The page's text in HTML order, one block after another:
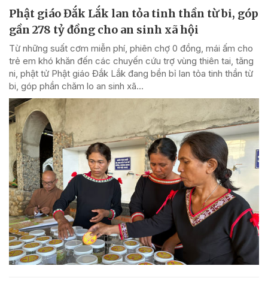
Phật giáo Đắk Lắk lan tỏa tinh thần từ bi, góp
gần 278 tỷ đồng cho an sinh xã hội
Từ những suất cơm miễn phí, phiên chợ 0 đồng, mái ấm cho
trẻ em khó khăn đến các chuyến cứu trợ vùng thiên tai, tăng
ni, phật tử Phật giáo Đắk Lắk đang bền bỉ lan tỏa tinh thần từ
bi, góp phần chăm lo an sinh xã...